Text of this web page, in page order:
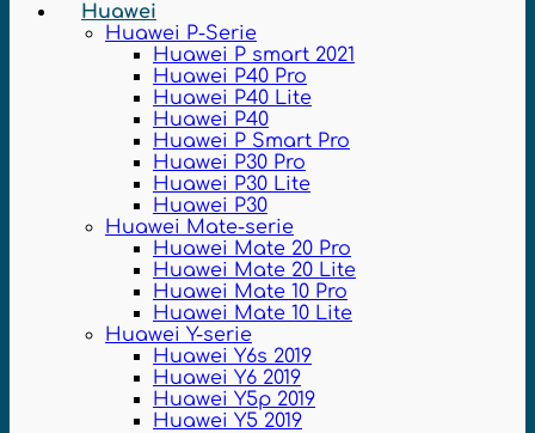
Huawei
Huawei P-Serie
Huawei P smart 2021
Huawei P40 Pro
Huawei P40 Lite
Huawei P40
Huawei P Smart Pro
Huawei P30 Pro
Huawei P30 Lite
Huawei P30
Huawei Mate-serie
Huawei Mate 20 Pro
Huawei Mate 20 Lite
Huawei Mate 10 Pro
Huawei Mate 10 Lite
Huawei Y-serie
Huawei Y6s 2019
Huawei Y6 2019
Huawei Y5p 2019
Huawei Y5 2019